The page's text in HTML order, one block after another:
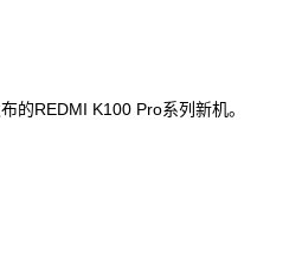
的REDMI K100 Pro系列新机。